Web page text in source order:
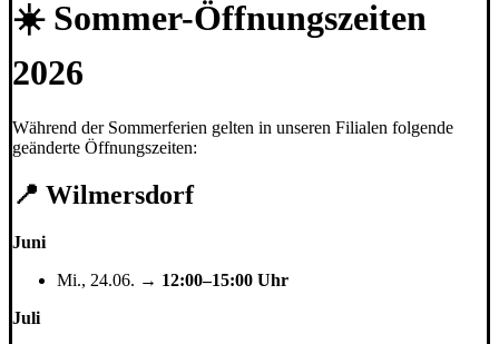
☀️ Sommer-Öffnungszeiten
2026
Während der Sommerferien gelten in unseren Filialen folgende
geänderte Öffnungszeiten:
📍 Wilmersdorf
Juni
Mi., 24.06. → 12:00–15:00 Uhr
Juli